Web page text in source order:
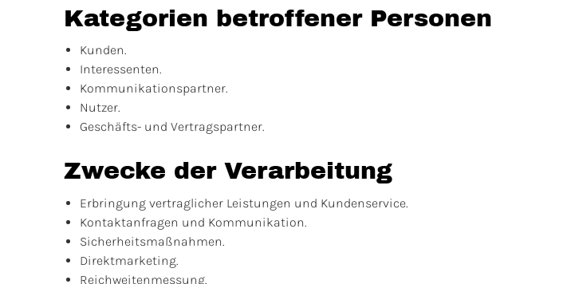
Kategorien betroffener Personen
Kunden.
Interessenten.
Kommunikationspartner.
Nutzer.
Geschäfts- und Vertragspartner.
Zwecke der Verarbeitung
Erbringung vertraglicher Leistungen und Kundenservice.
Kontaktanfragen und Kommunikation.
Sicherheitsmaßnahmen.
Direktmarketing.
Reichweitenmessung.